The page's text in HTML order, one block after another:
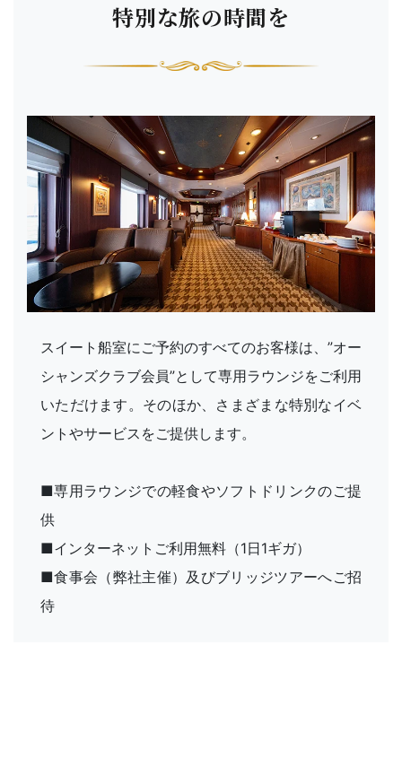
特別な旅の時間を
スイート船室にご予約のすべてのお客様は、”オー
シャンズクラブ会員”として専用ラウンジをご利用
いただけます。そのほか、さまざまな特別なイベ
ントやサービスをご提供します。
■専用ラウンジでの軽食やソフトドリンクのご提
供
■インターネットご利用無料（1日1ギガ）
■食事会（弊社主催）及びブリッジツアーへご招
待